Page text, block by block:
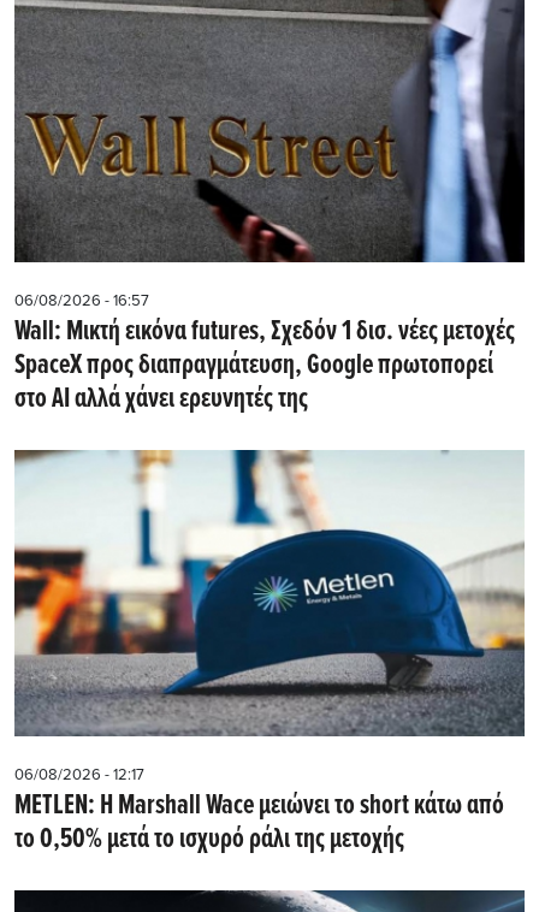
06/08/2026 - 16:57
Wall: Μικτή εικόνα futures, Σχεδόν 1 δισ. νέες μετοχές
SpaceX προς διαπραγμάτευση, Google πρωτοπορεί
στο AI αλλά χάνει ερευνητές της
06/08/2026 - 12:17
METLEN: Η Marshall Wace μειώνει το short κάτω από
το 0,50% μετά το ισχυρό ράλι της μετοχής